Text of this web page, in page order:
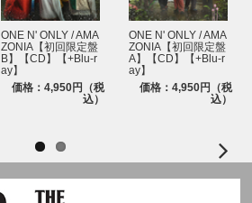
ONE N' ONLY / AMA
ZONIA【初回限定盤
B】【CD】【+Blu-r
ay】
価格：4,950円（税
込）
ONE N' ONLY / AMA
ZONIA【初回限定盤
A】【CD】【+Blu-r
ay】
価格：4,950円（税
込）